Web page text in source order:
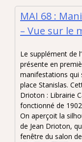
MAI 68 :
– Vue sur le
Le supplément de
présente en
manifestations qui
place Stanislas.
Drioton : Librairie
fonctionné de
On aperçoit la
de Jean Drioton,
fenêtre du salon